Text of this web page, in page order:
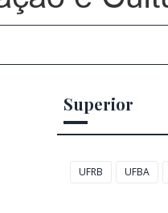
Superior
UFRB UFBA